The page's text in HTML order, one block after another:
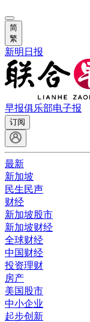
简
繁
新明日报
早报俱乐部电子报
订阅
最新
新加坡
民生民声
财经
新加坡股市
新加坡财经
全球财经
中国财经
投资理财
房产
美国股市
中小企业
起步创新